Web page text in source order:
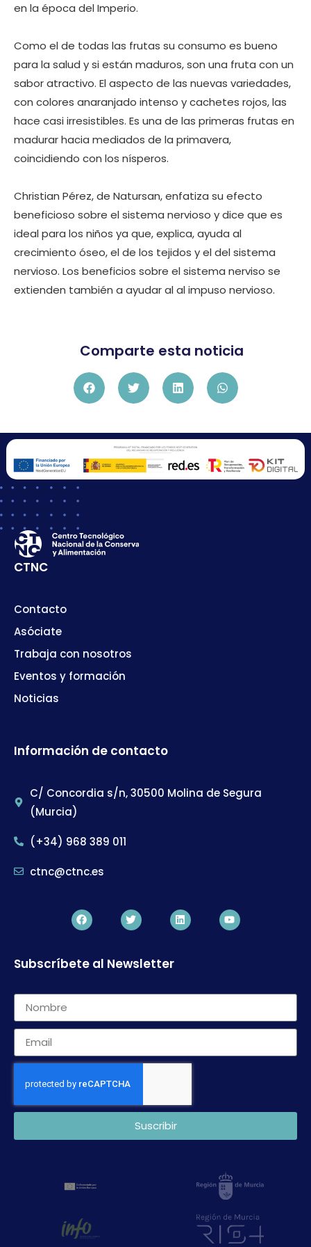
en la época del Imperio.
Como el de todas las frutas su consumo es bueno
para la salud y si están maduros, son una fruta con un
sabor atractivo. El aspecto de las nuevas variedades,
con colores anaranjado intenso y cachetes rojos, las
hace casi irresistibles. Es una de las primeras frutas en
madurar hacia mediados de la primavera,
coincidiendo con los nísperos.
Christian Pérez, de Natursan, enfatiza su efecto
beneficioso sobre el sistema nervioso y dice que es
ideal para los niños ya que, explica, ayuda al
crecimiento óseo, el de los tejidos y el del sistema
nervioso. Los beneficios sobre el sistema nerviso se
extienden también a ayudar al al impuso nervioso.
Comparte esta noticia
CTNC
Contacto
Asóciate
Trabaja con nosotros
Eventos y formación
Noticias
Información de contacto
C/ Concordia s/n, 30500 Molina de Segura
(Murcia)
(+34) 968 389 011
ctnc@ctnc.es
Subscríbete al Newsletter
Suscribir